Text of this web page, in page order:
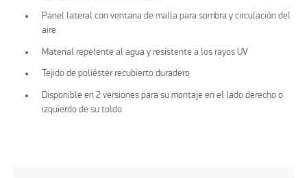
Panel lateral con ventana de malla para sombra y circulación del
aire
Material repelente al agua y resistente a los rayos UV
Tejido de poliéster recubierto duradero
Disponible en 2 versiones para su montaje en el lado derecho o
izquierdo de su toldo